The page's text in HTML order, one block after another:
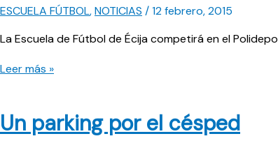
ESCUELA FÚTBOL,NOTICIAS /12 febrero, 2015
La Escuela de Fútbol de Écija competirá en el
La
la
Leer más »
Un parking por el césped